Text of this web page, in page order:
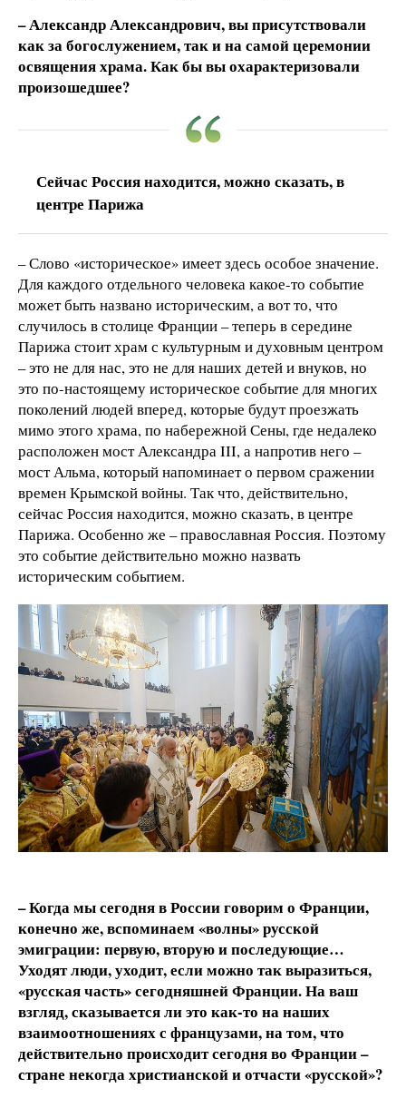
– Александр Александрович, вы присутствовали
как за богослужением, так и на самой церемонии
освящения храма. Как бы вы охарактеризовали
произошедшее?
Сейчас Россия находится, можно сказать, в
центре Парижа
– Слово «историческое» имеет здесь особое значение.
Для каждого отдельного человека какое-то событие
может быть названо историческим, а вот то, что
случилось в столице Франции – теперь в середине
Парижа стоит храм с культурным и духовным центром
– это не для нас, это не для наших детей и внуков, но
это по-настоящему историческое событие для многих
поколений людей вперед, которые будут проезжать
мимо этого храма, по набережной Сены, где недалеко
расположен мост Александра III, а напротив него –
мост Альма, который напоминает о первом сражении
времен Крымской войны. Так что, действительно,
сейчас Россия находится, можно сказать, в центре
Парижа. Особенно же – православная Россия. Поэтому
это событие действительно можно назвать
историческим событием.
– Когда мы сегодня в России говорим о Франции,
конечно же, вспоминаем «волны» русской
эмиграции: первую, вторую и последующие…
Уходят люди, уходит, если можно так выразиться,
«русская часть» сегодняшней Франции. На ваш
взгляд, сказывается ли это как-то на наших
взаимоотношениях с французами, на том, что
действительно происходит сегодня во Франции –
стране некогда христианской и отчасти «русской»?